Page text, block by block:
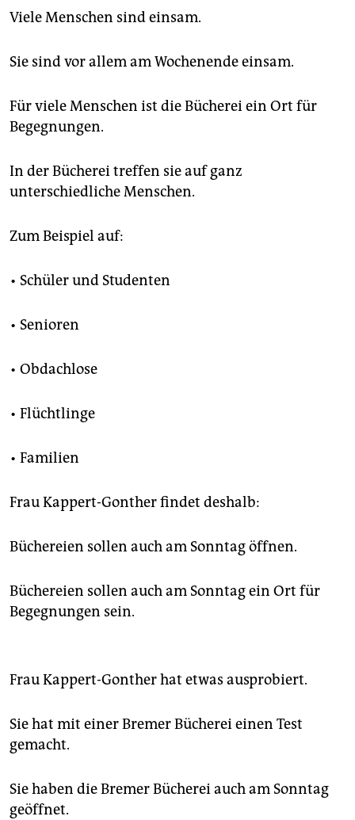
Viele Menschen sind einsam.
Sie sind vor allem am Wochenende einsam.
Für viele Menschen ist die Bücherei ein Ort für
Begegnungen.
In der Bücherei treffen sie auf ganz
unterschiedliche Menschen.
Zum Beispiel auf:
• Schüler und Studenten
• Senioren
• Obdachlose
• Flüchtlinge
• Familien
Frau Kappert-Gonther findet deshalb:
Büchereien sollen auch am Sonntag öffnen.
Büchereien sollen auch am Sonntag ein Ort für
Begegnungen sein.
Frau Kappert-Gonther hat etwas ausprobiert.
Sie hat mit einer Bremer Bücherei einen Test
gemacht.
Sie haben die Bremer Bücherei auch am Sonntag
geöffnet.